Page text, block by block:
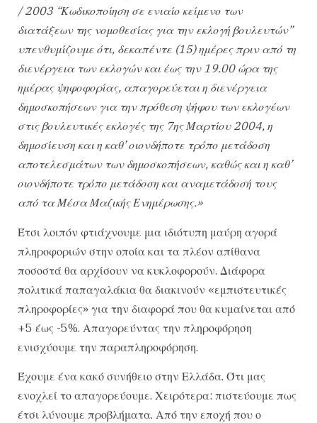
/ 2003 “Κωδικοποίηση σε ενιαίο κείμενο των
διατάξεων της νομοθεσίας για την εκλογή βουλευτών”
υπενθυμίζουμε ότι, δεκαπέντε (15) ημέρες πριν από τη
διενέργεια των εκλογών και έως την 19.00 ώρα της
ημέρας ψηφοφορίας, απαγορεύεται η διενέργεια
δημοσκοπήσεων για την πρόθεση ψήφου των εκλογέων
στις βουλευτικές εκλογές της 7ης Μαρτίου 2004, η
δημοσίευση και η καθ’ οιονδήποτε τρόπο μετάδοση
αποτελεσμάτων των δημοσκοπήσεων, καθώς και η καθ’
οιονδήποτε τρόπο μετάδοση και αναμετάδοσή τους
από τα Μέσα Μαζικής Ενημέρωσης.»
Έτσι λοιπόν φτιάχνουμε μια ιδιότυπη μαύρη αγορά
πληροφοριών στην οποία και τα πλέον απίθανα
ποσοστά θα αρχίσουν να κυκλοφορούν. Διάφορα
πολιτικά παπαγαλάκια θα διακινούν «εμπιστευτικές
πληροφορίες» για την διαφορά που θα κυμαίνεται από
+5 έως -5%. Απαγορεύντας την πληροφόρηση
ενισχύουμε την παραπληροφόρηση.
Έχουμε ένα κακό συνήθειο στην Ελλάδα. Ότι μας
ενοχλεί το απαγορεύουμε. Χειρότερα: πιστεύουμε πως
έτσι λύνουμε προβλήματα. Από την εποχή που ο